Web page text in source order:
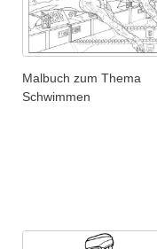
Malbuch zum Thema
Schwimmen